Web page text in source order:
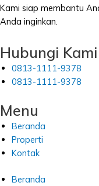
Kami siap membantu
Anda inginkan.
Hubungi Kami
0813-1111-9378
0813-1111-9378
Menu
Beranda
Properti
Kontak
Beranda